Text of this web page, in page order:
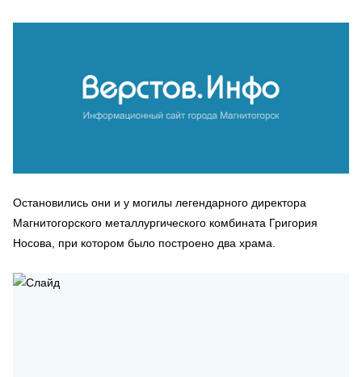
Остановились они и у могилы легендарного директора
Магнитогорского металлургического комбината Григория
Носова, при котором было построено два храма.